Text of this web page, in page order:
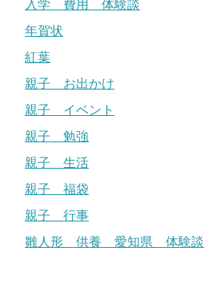
入学 費用 体験談
年賀状
紅葉
親子 お出かけ
親子 イベント
親子 勉強
親子 生活
親子 福袋
親子 行事
雛人形 供養 愛知県 体験談